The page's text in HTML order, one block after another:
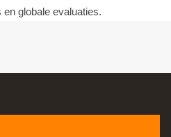
globale evaluaties.